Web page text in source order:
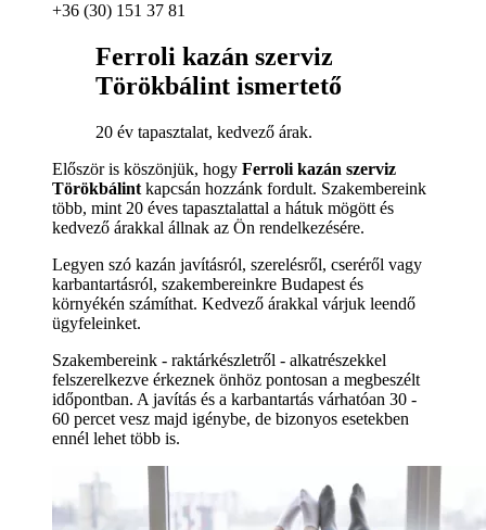
+36 (30) 151 37 81
Ferroli kazán szerviz
Törökbálint ismertető
20 év tapasztalat, kedvező árak.
Először is köszönjük, hogy Ferroli kazán szerviz
Törökbálint kapcsán hozzánk fordult. Szakembereink
több, mint 20 éves tapasztalattal a hátuk mögött és
kedvező árakkal állnak az Ön rendelkezésére.
Legyen szó kazán javításról, szerelésről, cseréről vagy
karbantartásról, szakembereinkre Budapest és
környékén számíthat. Kedvező árakkal várjuk leendő
ügyfeleinket.
Szakembereink - raktárkészletről - alkatrészekkel
felszerelkezve érkeznek önhöz pontosan a megbeszélt
időpontban. A javítás és a karbantartás várhatóan 30 -
60 percet vesz majd igénybe, de bizonyos esetekben
ennél lehet több is.